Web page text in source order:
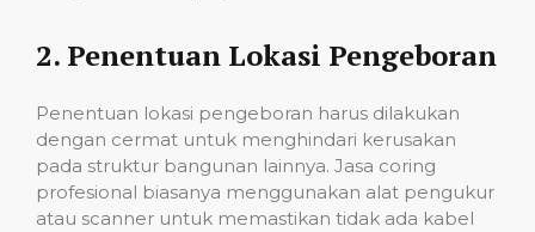
2. Penentuan Lokasi Pengeboran
Penentuan lokasi pengeboran harus dilakukan
dengan cermat untuk menghindari kerusakan
pada struktur bangunan lainnya. Jasa coring
profesional biasanya menggunakan alat pengukur
atau scanner untuk memastikan tidak ada kabel